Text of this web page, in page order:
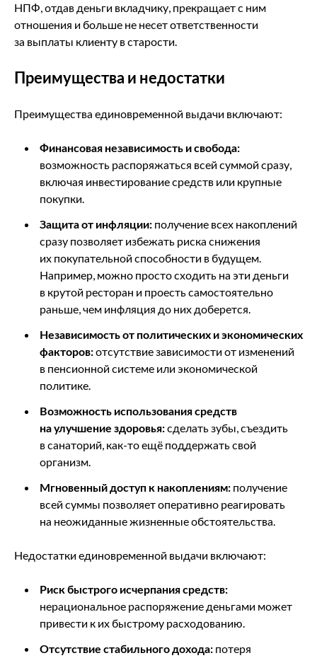
НПФ, отдав деньги вкладчику, прекращает с ним
отношения и больше не несет ответственности
за выплаты клиенту в старости.
Преимущества и недостатки
Преимущества единовременной выдачи включают:
Финансовая независимость и свобода:
возможность распоряжаться всей суммой сразу,
включая инвестирование средств или крупные
покупки.
Защита от инфляции: получение всех накоплений
сразу позволяет избежать риска снижения
их покупательной способности в будущем.
Например, можно просто сходить на эти деньги
в крутой ресторан и проесть самостоятельно
раньше, чем инфляция до них доберется.
Независимость от политических и экономических
факторов:отсутствие зависимости от изменений
в пенсионной системе или экономической
политике.
Возможность использования средств
на улучшение здоровья:сделать зубы, съездить
в санаторий, как-то ещё поддержать свой
организм.
Мгновенный доступ к накоплениям: получение
всей суммы позволяет оперативно реагировать
на неожиданные жизненные обстоятельства.
Недостатки единовременной выдачи включают:
Риск быстрого исчерпания средств:
нерациональное распоряжение деньгами может
привести к их быстрому расходованию.
Отсутствие стабильного дохода: потеря